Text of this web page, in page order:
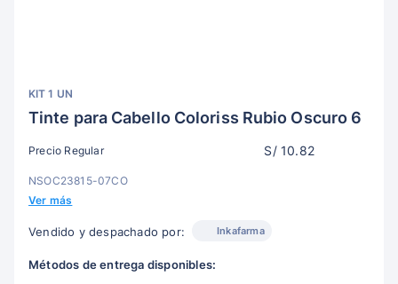
KIT 1 UN
Tinte para Cabello Coloriss Rubio Oscuro 6
Precio Regular S/ 10.82
NSOC23815-07CO
Ver más
Vendido y despachado por: Inkafarma
Métodos de entrega disponibles: